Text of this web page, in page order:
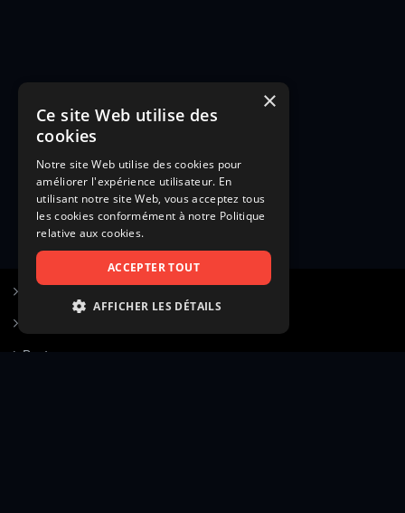
Poster une annonce
×
Ce site Web utilise des
cookies
Notre site Web utilise des cookies pour
améliorer l'expérience utilisateur. En
utilisant notre site Web, vous acceptez tous
les cookies conformément à notre Politique
relative aux cookies.
ACCEPTER TOUT
AFFICHER LES DÉTAILS